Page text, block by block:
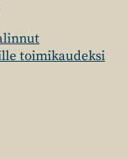
toimikaudeksi